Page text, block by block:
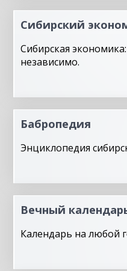
Сибирский
Сибирская
независимо.
Бабропедия
Энциклопедия
Вечный
Календарь на любой